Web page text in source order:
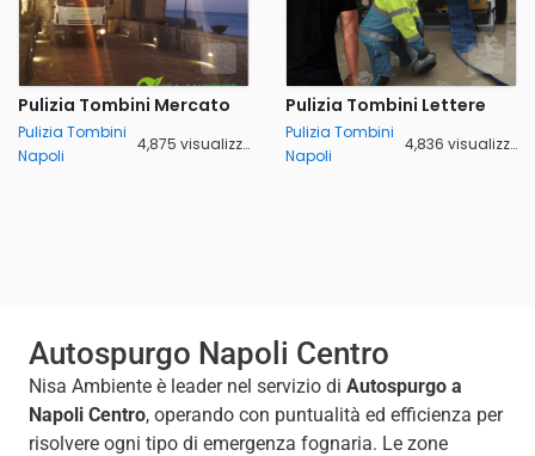
Pulizia Tombini Mercato
Pulizia Tombini
Napoli
4,875 visualizzazioni
Pulizia Tombini Lettere
Pulizia Tombini
Napoli
4,836 visualizzazioni
Autospurgo Napoli Centro
Nisa Ambiente è leader nel servizio di Autospurgo a
Napoli Centro, operando con puntualità ed efficienza per
risolvere ogni tipo di emergenza fognaria. Le zone